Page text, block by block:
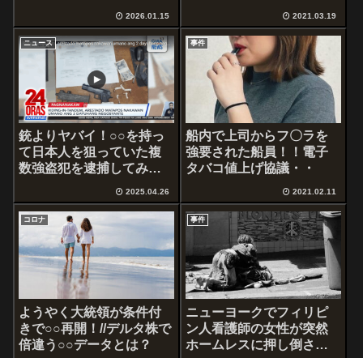
2026.01.15 2021.03.19
ニュース
銃よりヤバイ！○○を持っ
て日本人を狙っていた複
数強盗犯を逮捕してみた
2025.04.26
事件
船内で上司からフ〇ラを
強要された船員！！電子
タバコ値上げ協議・・
2021.02.11
コロナ
ようやく大統領が条件付
きで○○再開！//デルタ株で
倍違う○○データとは？
事件
ニューヨークでフィリピ
ン人看護師の女性が突然
ホームレスに押し倒さ